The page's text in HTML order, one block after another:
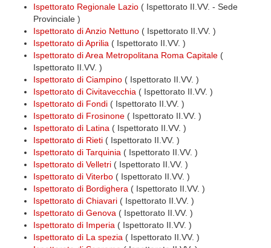
Ispettorato Regionale Lazio ( Ispettorato II.VV. - Sede
Provinciale )
Ispettorato di Anzio Nettuno ( Ispettorato II.VV. )
Ispettorato di Aprilia ( Ispettorato II.VV. )
Ispettorato di Area Metropolitana Roma Capitale (
Ispettorato II.VV. )
Ispettorato di Ciampino ( Ispettorato II.VV. )
Ispettorato di Civitavecchia ( Ispettorato II.VV. )
Ispettorato di Fondi ( Ispettorato II.VV. )
Ispettorato di Frosinone ( Ispettorato II.VV. )
Ispettorato di Latina ( Ispettorato II.VV. )
Ispettorato di Rieti ( Ispettorato II.VV. )
Ispettorato di Tarquinia ( Ispettorato II.VV. )
Ispettorato di Velletri ( Ispettorato II.VV. )
Ispettorato di Viterbo ( Ispettorato II.VV. )
Ispettorato di Bordighera ( Ispettorato II.VV. )
Ispettorato di Chiavari ( Ispettorato II.VV. )
Ispettorato di Genova ( Ispettorato II.VV. )
Ispettorato di Imperia ( Ispettorato II.VV. )
Ispettorato di La spezia ( Ispettorato II.VV. )